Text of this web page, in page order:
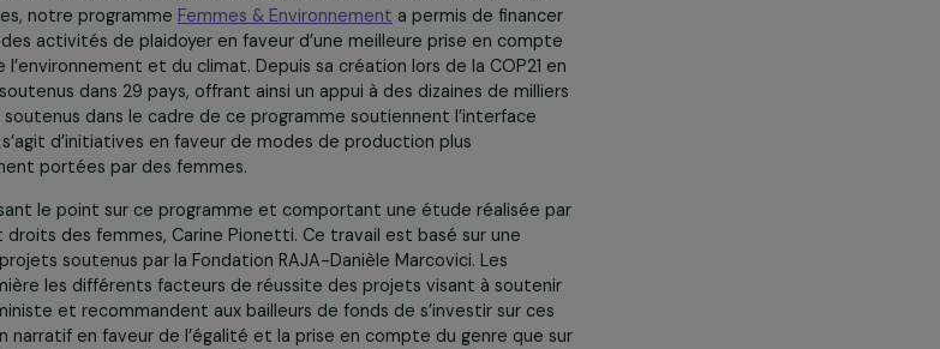
féministes, encourager leur renforcement et leur mise en
souhaitons impliquer des acteurs tournés vers la solidarité internationale,
écologique.
a récemment initié des activités mettant en avant le lien entre genre et
dire plus et nous faire part des autres priorités de la Fondation-RAJA
à venir ?
à promouvoir le rôle des femmes dans la mise en place de solutions
années, notre programmeFemmes & Environnementa permis de financer
des activités de plaidoyer en faveur d’une meilleure prise en compte